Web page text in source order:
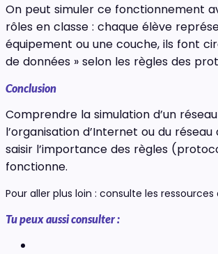
On peut simuler ce fonctionnement
rôles en classe : chaque élève
équipement ou une couche, ils font
de données » selon les règles des
Conclusion
Comprendre la simulation d’un
l’organisation d’Internet ou du
saisir l’importance des règles
fonctionne.
Pour aller plus loin : consulte les
Tu peux aussi consulter :